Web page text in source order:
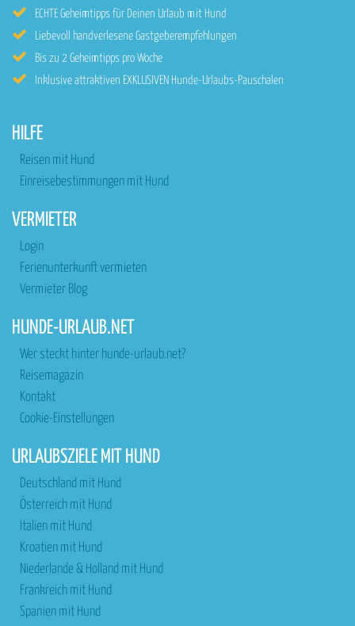
ECHTE Geheimtipps für Deinen Urlaub mit Hund
Liebevoll handverlesene Gastgeberempfehlungen
Bis zu 2 Geheimtipps pro Woche
Inklusive attraktiven EXKLUSIVEN Hunde-Urlaubs-Pauschalen
HILFE
Reisen mit Hund
Einreisebestimmungen mit Hund
VERMIETER
Login
Ferienunterkunft vermieten
Vermieter Blog
HUNDE-URLAUB.NET
Wer steckt hinter hunde-urlaub.net?
Reisemagazin
Kontakt
Cookie-Einstellungen
URLAUBSZIELE MIT HUND
Deutschland mit Hund
Österreich mit Hund
Italien mit Hund
Kroatien mit Hund
Niederlande & Holland mit Hund
Frankreich mit Hund
Spanien mit Hund